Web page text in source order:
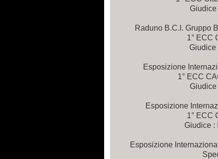
Giudice
Raduno B.C.I. Gruppo
1° ECC
Giudice
Esposizione
1° ECC
Giudice
Esposizione
1° ECC
Giudice :
Esposizione